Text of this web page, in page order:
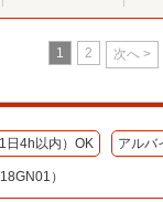
1 2 次へ >
日4h以内）OK アルバ
）